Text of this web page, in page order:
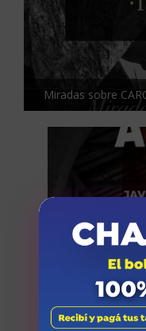
Miradas sobre